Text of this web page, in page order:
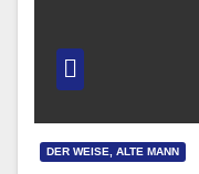
DER WEISE, ALTE MANN